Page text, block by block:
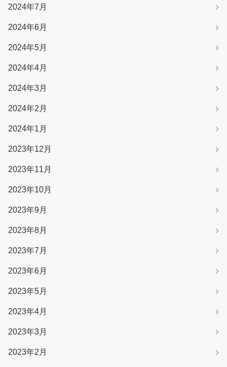
2024年7月
2024年6月
2024年5月
2024年4月
2024年3月
2024年2月
2024年1月
2023年12月
2023年11月
2023年10月
2023年9月
2023年8月
2023年7月
2023年6月
2023年5月
2023年4月
2023年3月
2023年2月